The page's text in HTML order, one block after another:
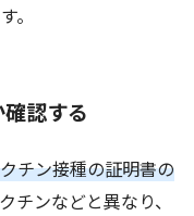
。
認する
チン接種の証明書の
チンなどと異なり、